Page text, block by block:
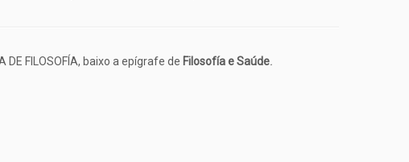
FILOSOFÍA, baixo a epígrafe de Filosofía e Saúde.